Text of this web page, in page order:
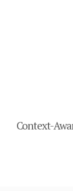
Context-